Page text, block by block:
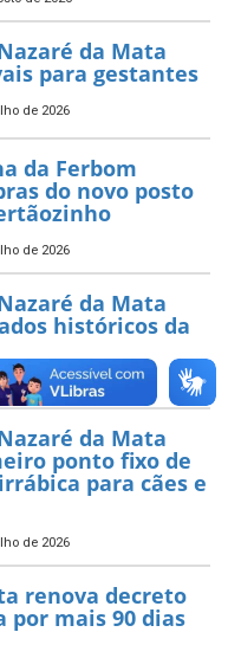
da Mata
para gestantes
de 2026
da Ferbom
do novo posto
de 2026
da Mata
históricos da
de 2026
da Mata
ponto fixo de
para cães e
de 2026
renova decreto
por mais 90 dias